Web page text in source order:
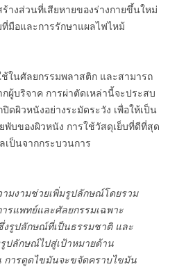
างส่วนที่เสียหายของร่างกายขึ้นใหม่
มือและการรักษาแผลไฟไหม้
ช้ในศัลยกรรมพลาสติก และสามารถ
ผู้บริจาค การผ่าตัดเหล่านี้จะประสบ
ดผิวหนังอย่างระมัดระวัง เพื่อให้เป็น
บของผิวหนัง การใช้วัสดุเย็บที่ดีที่สุด
เป็นจากกระบวนการ
ามงามช่วยเพิ่มรูปลักษณ์โดยรวม
รแพทย์และศัลยกรรมเฉพาะ
งรูปลักษณ์ที่เป็นธรรมชาติ และ
ปลักษณ์ไปสู่เป้าหมายด้าน
การดูดไขมันจะขจัดคราบไขมัน